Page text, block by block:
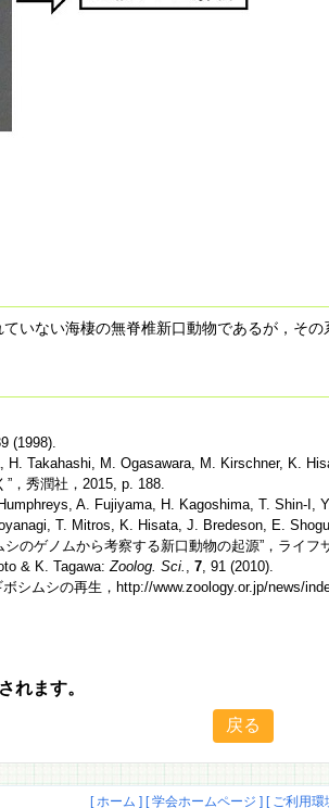
いない海棲の無脊椎新口動物であるが，そ
(1998).
Takahashi, M. Ogasawara, M. Kirschner, K.
，秀潤社，2015, p. 188.
A. Fujiyama, H. Kagoshima, T. Shin-I,
T. Mitros, K. Hisata, J. Bredeson, E.
のゲノムから考察する新口動物の起源”，ライ
& K. Tagawa:Zoolog. Sci. ,7 , 91 (2010).
ムシの再生，http://www.zoology.or.jp/news/
れます。
[ ホーム ] [ 学会ホームページ ] [ ご利用環